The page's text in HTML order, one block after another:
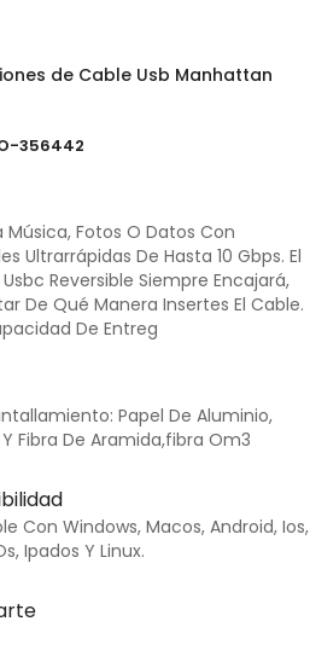
de Cable Usb Manhattan
356442
Música, Fotos O Datos Con
Ultrarrápidas De Hasta 10 Gbps. El
Reversible Siempre Encajará,
De Qué Manera Insertes El Cable.
De Entreg
Papel De Aluminio,
Fibra De Aramida,fibra Om3
Con Windows, Macos, Android, Ios,
Ipados Y Linux.